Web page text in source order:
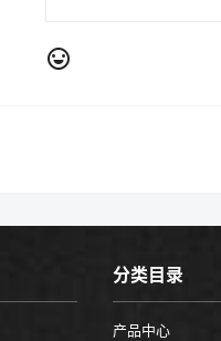
分类目录
产品中心